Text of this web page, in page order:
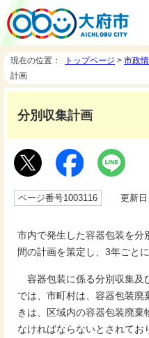
現在の位置： トップページ > 市政
計画
分別収集計画
ページ番号1003116 更新日
市内で発生した容器包装を分
間の計画を策定し、3年ごと
容器包装に係る分別収集及
では、市町村は、容器包装廃
きは、区域内の容器包装廃
なければならないとされてお